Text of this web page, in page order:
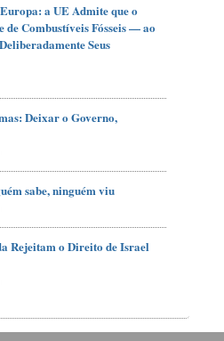
a UE Admite que o
de Combustíveis Fósseis — ao
Seus
Deixar o Governo,
sabe, ninguém viu
Rejeitam o Direito de Israel